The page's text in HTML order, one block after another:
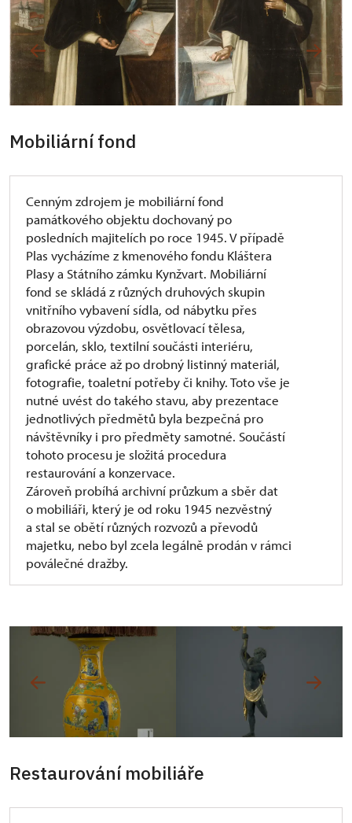
Mobiliární fond
Cenným zdrojem je mobiliární fond
památkového objektu dochovaný po
posledních majitelích po roce 1945. V případě
Plas vycházíme z kmenového fondu Kláštera
Plasy a Státního zámku Kynžvart. Mobiliární
fond se skládá z různých druhových skupin
vnitřního vybavení sídla, od nábytku přes
obrazovou výzdobu, osvětlovací tělesa,
porcelán, sklo, textilní součásti interiéru,
grafické práce až po drobný listinný materiál,
fotografie, toaletní potřeby či knihy. Toto vše je
nutné uvést do takého stavu, aby prezentace
jednotlivých předmětů byla bezpečná pro
návštěvníky i pro předměty samotné. Součástí
tohoto procesu je složitá procedura
restaurování a konzervace.
Zároveň probíhá archivní průzkum a sběr dat
o mobiliáři, který je od roku 1945 nezvěstný
a stal se obětí různých rozvozů a převodů
majetku, nebo byl zcela legálně prodán v rámci
poválečné dražby.
Restaurování mobiliáře